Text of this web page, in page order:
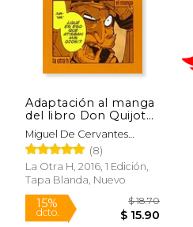
12%
dcto.
Adaptación al manga
del libro Don Quijote
de la Mancha de
Miguel de Cervantes
Miguel De Cervantes
Saavedra
(8)
La Otra H, 2016, 1 Edición,
Tapa Blanda, Nuevo